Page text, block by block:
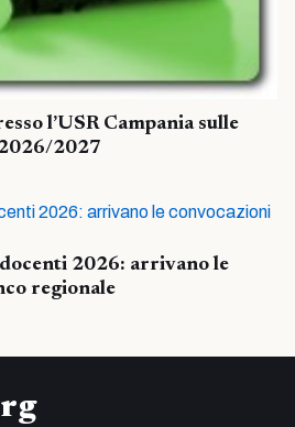
l’USR Campania sulle
2027
2026: arrivano le
regionale